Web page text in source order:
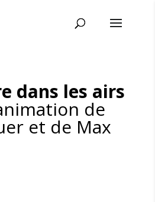
dans les airs
de
et de Max